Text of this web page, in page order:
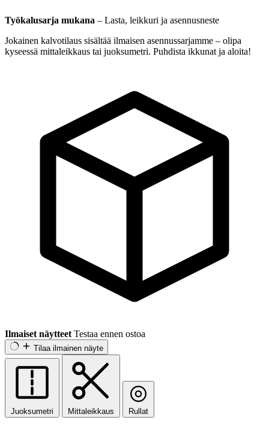
Työkalusarja mukana – Lasta, leikkuri ja asennusneste
Jokainen kalvotilaus sisältää ilmaisen asennussarjamme – olipa
kyseessä mittaleikkaus tai juoksumetri. Puhdista ikkunat ja aloita!
Ilmaiset näytteet Testaa ennen ostoa
Tilaa ilmainen näyte
Juoksumetri Mittaleikkaus Rullat